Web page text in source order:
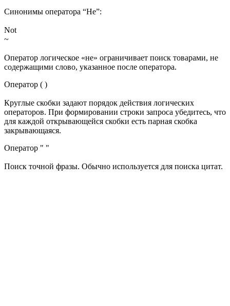
Синонимы оператора “Не”:
Not
~
Оператор логическое «не» ограничивает поиск товарами, не
содержащими слово, указанное после оператора.
Оператор ( )
Круглые скобки задают порядок действия логических
операторов. При формировании строки запроса убедитесь, что
для каждой открывающейся скобки есть парная скобка
закрывающаяся.
Оператор " "
Поиск точной фразы. Обычно используется для поиска цитат.